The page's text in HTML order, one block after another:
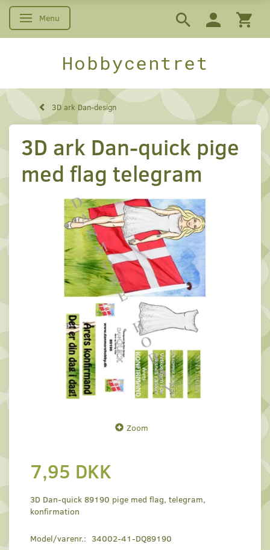
Skifte navigation
Menu
Hobbycentret
3D ark Dan-design
3D ark Dan-quick pige
med flag telegram
Zoom
7,95 DKK
3D Dan-quick 89190 pige med flag, telegram,
konfirmation
Model/varenr.: 34002-41-DQ89190